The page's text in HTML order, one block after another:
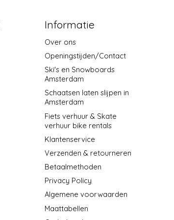
Informatie
Over ons
Openingstijden/Contact
Ski's en Snowboards
Amsterdam
Schaatsen laten slijpen in
Amsterdam
Fiets verhuur & Skate
verhuur bike rentals
Klantenservice
Verzenden & retourneren
Betaalmethoden
Privacy Policy
Algemene voorwaarden
Maattabellen